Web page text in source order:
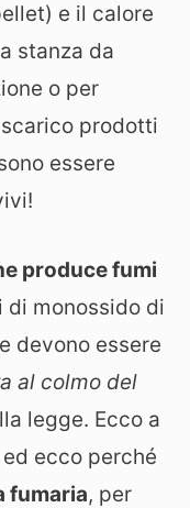
e il calore
stanza da
o per
prodotti
essere
produce fumi
monossido di
devono essere
al colmo del
legge. Ecco a
ecco perché
fumaria, per